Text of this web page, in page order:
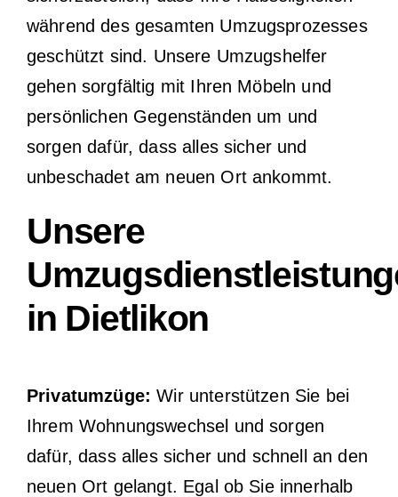
während des gesamten Umzugsprozesses
geschützt sind. Unsere Umzugshelfer
gehen sorgfältig mit Ihren Möbeln und
persönlichen Gegenständen um und
sorgen dafür, dass alles sicher und
unbeschadet am neuen Ort ankommt.
Unsere
in Dietlikon
Privatumzüge: Wir unterstützen Sie bei
Ihrem Wohnungswechsel und sorgen
dafür, dass alles sicher und schnell an den
neuen Ort gelangt. Egal ob Sie innerhalb